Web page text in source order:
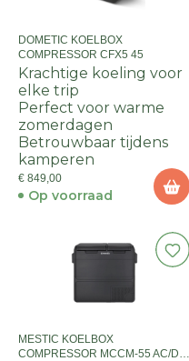
DOMETIC KOELBOX
COMPRESSOR CFX5 45
Krachtige koeling voor
elke trip
Perfect voor warme
zomerdagen
Betrouwbaar tijdens
kamperen
€ 849,00
Op voorraad
MESTIC KOELBOX
COMPRESSOR MCCM-55 AC/DC